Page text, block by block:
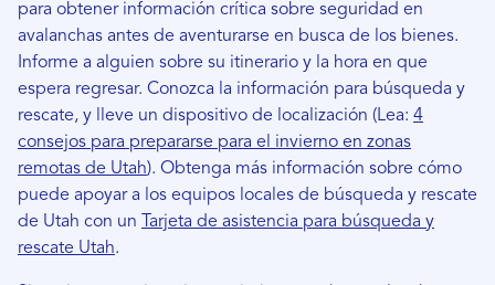
para obtener información crítica sobre seguridad en
avalanchas antes de aventurarse en busca de los bienes.
Informe a alguien sobre su itinerario y la hora en que
espera regresar. Conozca la información para búsqueda y
rescate, y lleve un dispositivo de localización (Lea: 4
consejos para prepararse para el invierno en zonas
remotas de Utah). Obtenga más información sobre cómo
puede apoyar a los equipos locales de búsqueda y rescate
de Utah con un
Tarjeta de asistencia para búsqueda y
rescate Utah.